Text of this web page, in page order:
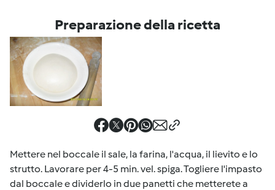
Preparazione della ricetta
Mettere nel boccale il sale, la farina, l'acqua, il lievito e lo
strutto. Lavorare per 4-5 min. vel. spiga. Togliere l'impasto
dal boccale e dividerlo in due panetti che metterete a